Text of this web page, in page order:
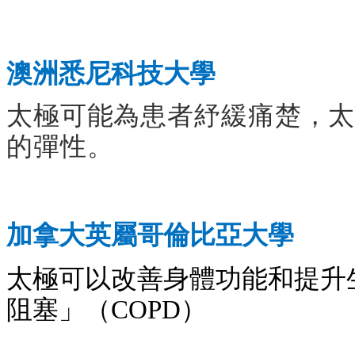
澳洲悉尼科技大學
太極可能為患者紓緩痛楚，
的彈性。
加拿大英屬哥倫比亞大學
太極可以改善身體功能和提
阻塞」
（COPD）